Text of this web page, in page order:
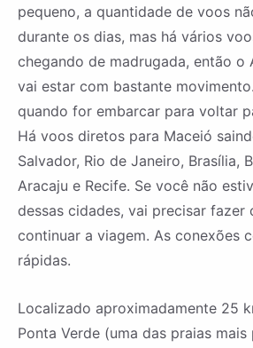
pequeno, a quantidade de voos
durante os dias, mas há vários
chegando de madrugada, então o
vai estar com bastante
quando for embarcar para voltar
Há voos diretos para Maceió
Salvador, Rio de Janeiro, Brasília,
Aracaju e Recife. Se você não
dessas cidades, vai precisar fazer
continuar a viagem. As conexões
rápidas.
Localizado aproximadamente 25
Ponta Verde (uma das praias